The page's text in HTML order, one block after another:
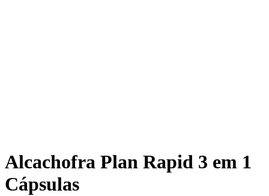
Alcachofra Plan Rapid 3 em 1
Cápsulas